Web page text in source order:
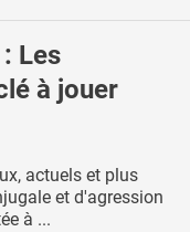
: Les
à jouer
actuels et plus
et d'agression
à ...